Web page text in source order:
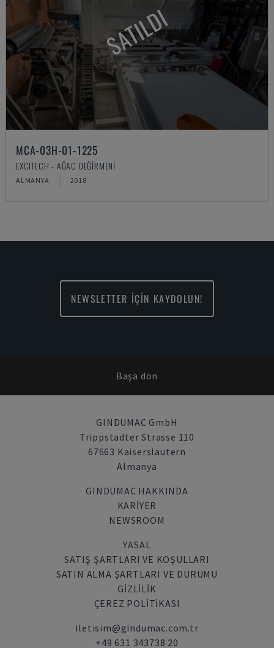
SATILDI
MCA-03H-01-1225
EXCITECH - AĞAÇ DEĞIRMENI
ALMANYA 2018
NEWSLETTER İÇİN KAYDOLUN!
Başa dön
GINDUMAC GmbH
Trippstadter Strasse 110
67663 Kaiserslautern
Almanya
GINDUMAC HAKKINDA
KARIYER
NEWSROOM
YASAL
SATIŞ ŞARTLARI VE KOŞULLARI
SATIN ALMA ŞARTLARI VE DURUMU
GİZLİLİK
ÇEREZ POLITIKASI
iletisim@gindumac.com.tr
+49 631 343738 20